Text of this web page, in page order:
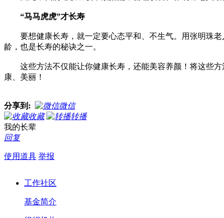
“马马虎虎”才长寿
要想健康长寿，就一定要心态平和、不生气。用张明珠老
龄，也是长寿的秘诀之一。
这些方法不仅能让你健康长寿，还能美容养颜！将这些方
康、美丽！
分享到:
微信
收藏
转播
我的长辈
回复
使用道具 举报
工作社区
基金简介